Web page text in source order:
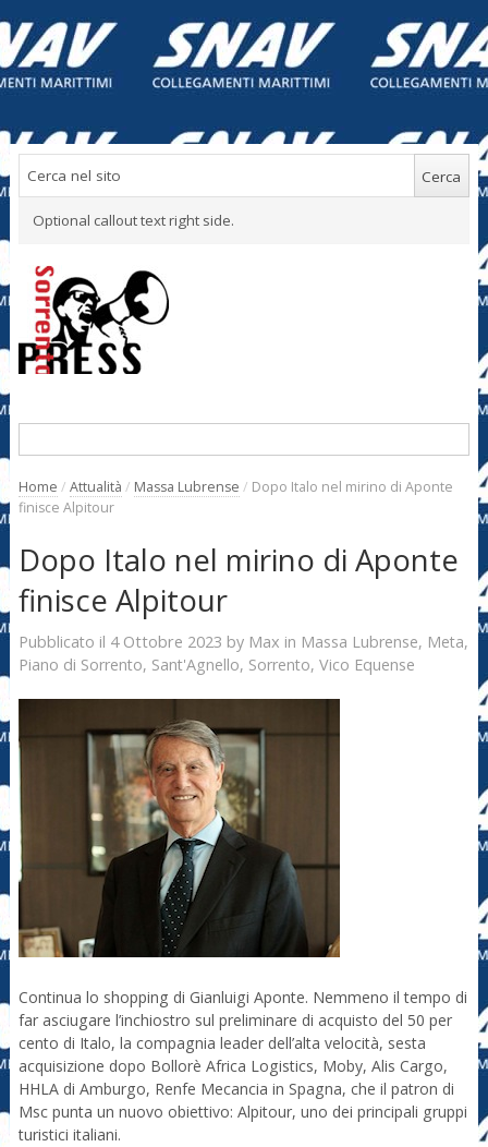
Optional callout text right side.
Home / Attualità / Massa Lubrense / Dopo Italo nel mirino di Aponte
finisce Alpitour
Dopo Italo nel mirino di Aponte
finisce Alpitour
Pubblicato il 4 Ottobre 2023 by Max in Massa Lubrense, Meta,
Piano di Sorrento, Sant'Agnello, Sorrento, Vico Equense
Continua lo shopping di Gianluigi Aponte. Nemmeno il tempo di
far asciugare l’inchiostro sul preliminare di acquisto del 50 per
cento di Italo, la compagnia leader dell’alta velocità, sesta
acquisizione dopo Bollorè Africa Logistics, Moby, Alis Cargo,
HHLA di Amburgo, Renfe Mecancia in Spagna, che il patron di
Msc punta un nuovo obiettivo: Alpitour, uno dei principali gruppi
turistici italiani.